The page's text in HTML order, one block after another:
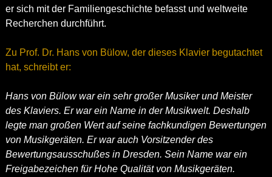
er sich mit der Familiengeschichte befasst und weltweite
Recherchen durchführt.
Zu Prof. Dr. Hans von Bülow, der dieses Klavier begutachtet
hat, schreibt er:
Hans von Bülow war ein sehr großer Musiker und Meister
des Klaviers. Er war ein Name in der Musikwelt. Deshalb
legte man großen Wert auf seine fachkundigen Bewertungen
von Musikgeräten. Er war auch Vorsitzender des
Bewertungsausschußes in Dresden. Sein Name war ein
Freigabezeichen für Hohe Qualität von Musikgeräten.